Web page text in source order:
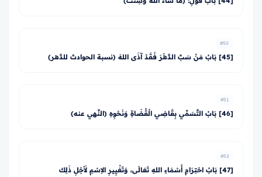
#50
[45] بَابُ مَنْ سَبَّ الدَّهْرَ فَقَدْ آذَى اللهَ (نسبة الحوادث للدَّهر)
#51
[46] بَابُ التَّسَمِّي بِقَاضِي الْقُضَاةِ وَنَحْوِهِ (النَّهي عنه)
#52
[47] بَابُ احْتِرَامِ أَسْمَاءِ اللهِ تَعَالَى، وَتَغْيِيرِ الاِسْمِ لأَجْلِ ذَلِكَ